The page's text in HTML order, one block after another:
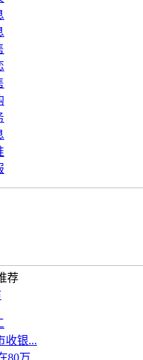
荐
收银...
80万...